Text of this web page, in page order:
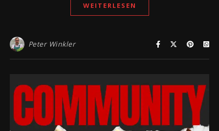
WEITERLESEN
Peter Winkler